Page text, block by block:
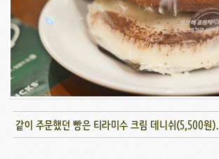
같이 주문했던 빵은 티라미수 크림 데니쉬(5,500원).